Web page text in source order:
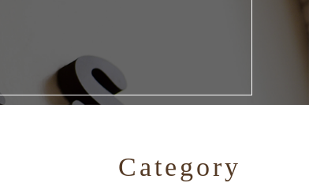
Category